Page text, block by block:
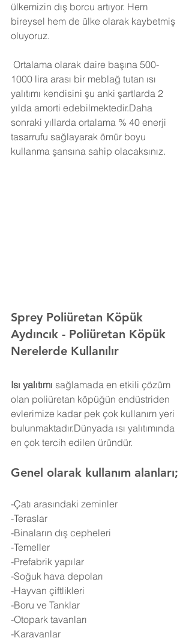
ülkemizin dış borcu artıyor. Hem
bireysel hem de ülke olarak kaybetmiş
oluyoruz.
Ortalama olarak daire başına 500-
1000 lira arası bir meblağ tutan ısı
yalıtımı kendisini şu anki şartlarda 2
yılda amorti edebilmektedir.Daha
sonraki yıllarda ortalama % 40 enerji
tasarrufu sağlayarak ömür boyu
kullanma şansına sahip olacaksınız.
Sprey Poliüretan Köpük
Aydıncık - Poliüretan Köpük
Nerelerde Kullanılır
Isı yalıtımı sağlamada en etkili çözüm
olan poliüretan köpüğün endüstriden
evlerimize kadar pek çok kullanım yeri
bulunmaktadır.Dünyada ısı yalıtımında
en çok tercih edilen üründür.
Genel olarak kullanım alanları;
-Çatı arasındaki zeminler
-Teraslar
-Binaların dış cepheleri
-Temeller
-Prefabrik yapılar
-Soğuk hava depoları
-Hayvan çiftlikleri
-Boru ve Tanklar
-Otopark tavanları
-Karavanlar